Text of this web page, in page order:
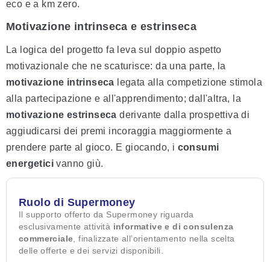
eco e a km zero.
Motivazione intrinseca e estrinseca
La logica del progetto fa leva sul doppio aspetto
motivazionale che ne scaturisce: da una parte, la
motivazione intrinseca legata alla competizione stimola
alla partecipazione e all'apprendimento; dall'altra, la
motivazione estrinseca derivante dalla prospettiva di
aggiudicarsi dei premi incoraggia maggiormente a
prendere parte al gioco. E giocando, i consumi
energetici vanno giù.
Ruolo di Supermoney
Il supporto offerto da Supermoney riguarda
esclusivamente attività informative e di consulenza
commerciale, finalizzate all’orientamento nella scelta
delle offerte e dei servizi disponibili.